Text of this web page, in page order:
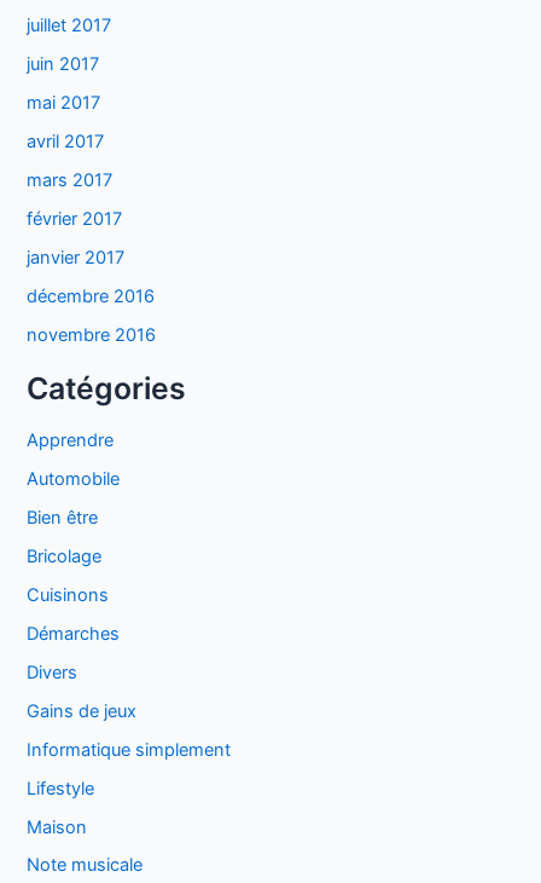
juillet 2017
juin 2017
mai 2017
avril 2017
mars 2017
février 2017
janvier 2017
décembre 2016
novembre 2016
Catégories
Apprendre
Automobile
Bien être
Bricolage
Cuisinons
Démarches
Divers
Gains de jeux
Informatique simplement
Lifestyle
Maison
Note musicale